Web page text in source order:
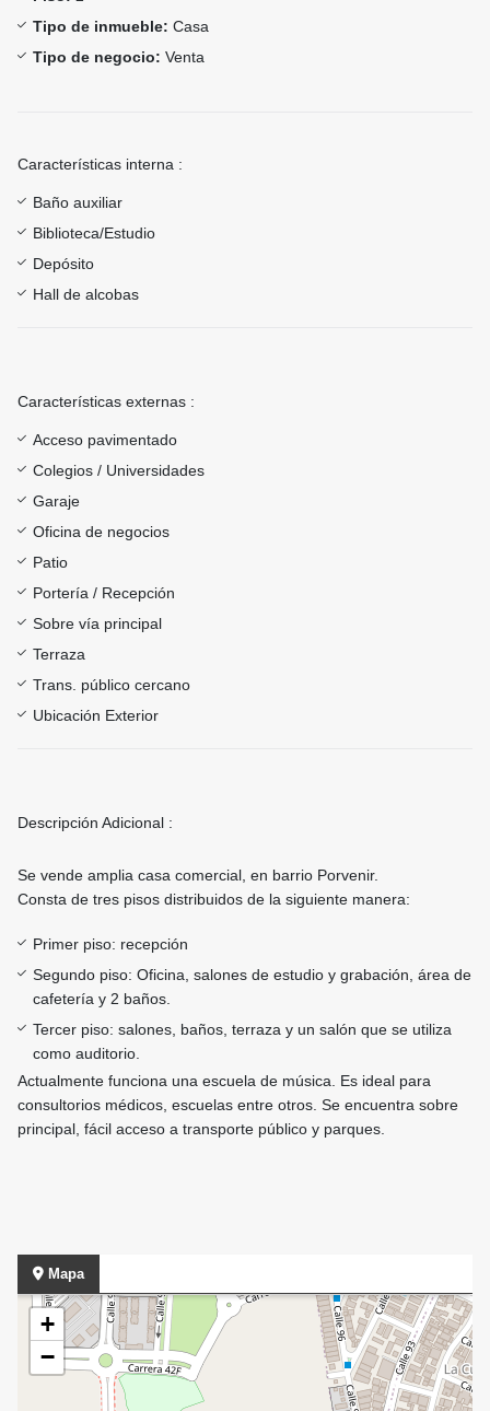
Tipo de inmueble: Casa
Tipo de negocio: Venta
Características interna :
Baño auxiliar
Biblioteca/Estudio
Depósito
Hall de alcobas
Características externas :
Acceso pavimentado
Colegios / Universidades
Garaje
Oficina de negocios
Patio
Portería / Recepción
Sobre vía principal
Terraza
Trans. público cercano
Ubicación Exterior
Descripción Adicional :
Se vende amplia casa comercial, en barrio Porvenir.
Consta de tres pisos distribuidos de la siguiente manera:
Primer piso: recepción
Segundo piso: Oficina, salones de estudio y grabación, área de
cafetería y 2 baños.
Tercer piso: salones, baños, terraza y un salón que se utiliza
como auditorio.
Actualmente funciona una escuela de música. Es ideal para
consultorios médicos, escuelas entre otros. Se encuentra sobre
principal, fácil acceso a transporte público y parques.
Mapa
+
−